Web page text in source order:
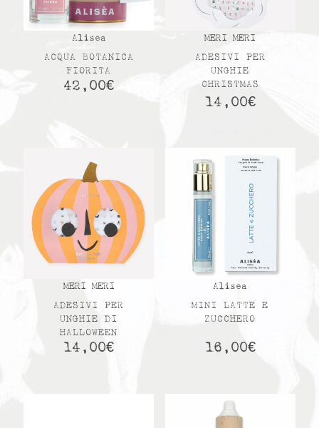
Alisea
ACQUA BOTANICA
FIORITA
42,00€
MERI MERI
ADESIVI PER
UNGHIE
CHRISTMAS
14,00€
MERI MERI
ADESIVI PER
UNGHIE DI
HALLOWEEN
14,00€
Alisea
MINI LATTE E
ZUCCHERO
16,00€